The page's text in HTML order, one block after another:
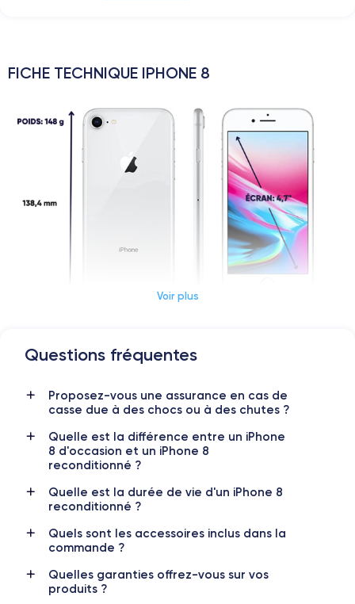
FICHE TECHNIQUE IPHONE 8
Dimensions et poids iPhone 8
Date de sortie
12/09/2017
Système exploit.
iOS (iOS 16)
Dimensions
138.4×67.3×7.3 mm
Poids
Écran
IPS LCD 4.7 pouces
Résolution écran
Nom de la puce
Voir plus
Questions fréquentes
Proposez-vous une assurance en cas de
casse due à des chocs ou à des chutes ?
Quelle est la différence entre un iPhone
8 d'occasion et un iPhone 8
reconditionné ?
Quelle est la durée de vie d'un iPhone 8
reconditionné ?
Quels sont les accessoires inclus dans la
commande ?
Quelles garanties offrez-vous sur vos
produits ?